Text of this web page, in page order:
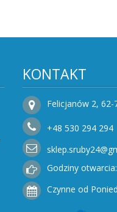
KONTAKT
Felicjanów 2, 62-
+48 530 294 294
Godziny
Czynne od